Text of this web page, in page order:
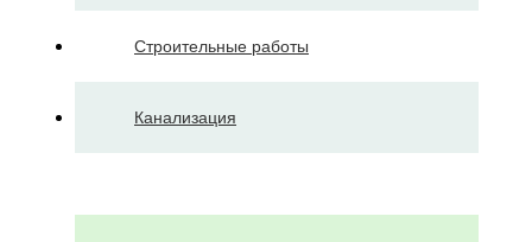
Строительные работы
Канализация